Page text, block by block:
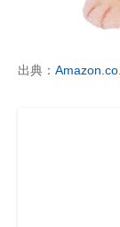
出典：